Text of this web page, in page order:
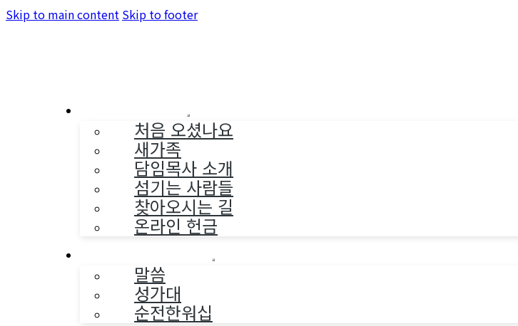
Skip to main content Skip to footer
처음 오셨나요
새가족
담임목사 소개
섬기는 사람들
찾아오시는 길
온라인 헌금
말씀
성가대
순전한워십